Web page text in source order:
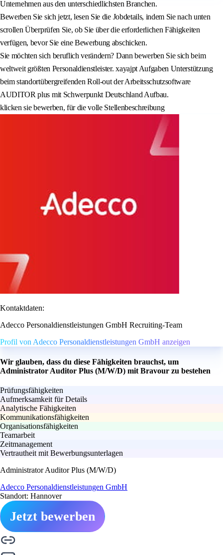
Unternehmen aus den unterschiedlichsten Branchen.
Bewerben Sie sich jetzt, lesen Sie die Jobdetails, indem Sie nach unten
scrollen Überprüfen Sie, ob Sie über die erforderlichen Fähigkeiten
verfügen, bevor Sie eine Bewerbung abschicken.
Sie möchten sich beruflich verändern? Dann bewerben Sie sich beim
weltweit größten Personaldienstleister. xayajpt Aufgaben Unterstützung
beim standortübergreifenden Roll-out der Arbeitsschutzsoftware
AUDITOR plus mit Schwerpunkt Deutschland Aufbau.
klicken sie bewerben, für die volle Stellenbeschreibung
Kontaktdaten:
Adecco Personaldienstleistungen GmbH Recruiting-Team
Profil von Adecco Personaldienstleistungen GmbH anzeigen
Wir glauben, dass du diese Fähigkeiten brauchst, um
Administrator Auditor Plus (M/W/D) mit Bravour zu bestehen
Prüfungsfähigkeiten
Aufmerksamkeit für Details
Analytische Fähigkeiten
Kommunikationsfähigkeiten
Organisationsfähigkeiten
Teamarbeit
Zeitmanagement
Vertrautheit mit Bewerbungsunterlagen
Administrator Auditor Plus (M/W/D)
Adecco Personaldienstleistungen GmbH
Standort: Hannover
Jetzt bewerben